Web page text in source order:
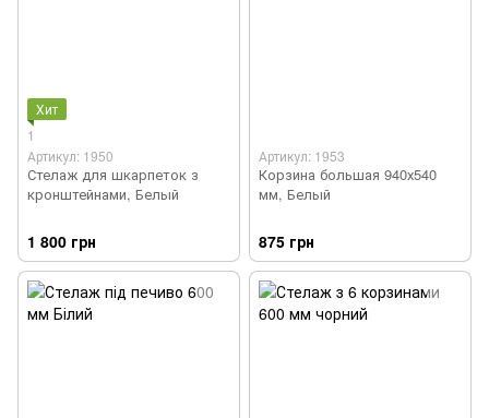
Хит
1
Артикул: 1950
Стелаж для шкарпеток з
кронштейнами, Белый
1 800 грн
Артикул: 1953
Корзина большая 940х540
мм, Белый
875 грн